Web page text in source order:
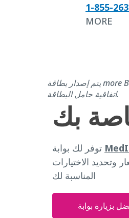
1-855-
MORE
يتم إصدار بطاقة more Benefits Prepaid Mastercard®& من قبل Avidia Bank، بموجب ترخيص من Mastercard Incorporated. يخضع استخدام هذه البطاقة لشروط وأحكام
اتفاقية حامل البطاقة.
بك
وتحديد الاختيارات
المناسبة لك